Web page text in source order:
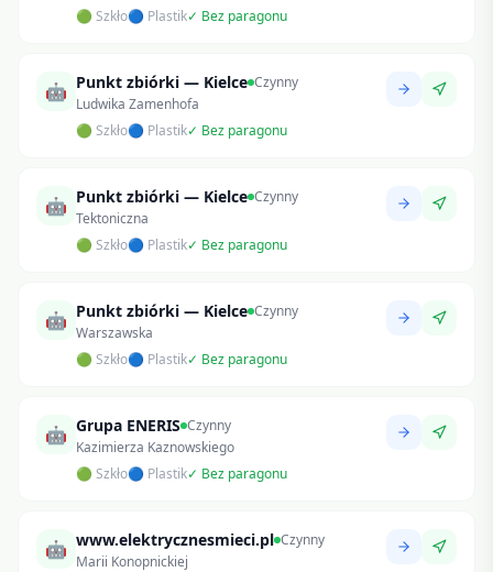
🟢 Szkło🔵 Plastik✓ Bez paragonu
🤖 Punkt zbiórki — Kielce Czynny
Ludwika Zamenhofa
🟢 Szkło🔵 Plastik✓ Bez paragonu
🤖 Punkt zbiórki — Kielce Czynny
Tektoniczna
🟢 Szkło🔵 Plastik✓ Bez paragonu
🤖 Punkt zbiórki — Kielce Czynny
Warszawska
🟢 Szkło🔵 Plastik✓ Bez paragonu
🤖 Grupa ENERIS Czynny
Kazimierza Kaznowskiego
🟢 Szkło🔵 Plastik✓ Bez paragonu
🤖 www.elektrycznesmieci.pl Czynny
Marii Konopnickiej